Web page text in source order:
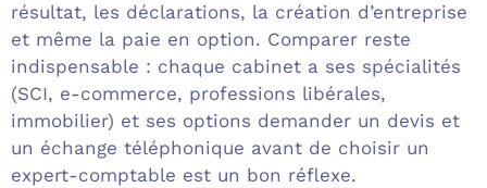
résultat, les déclarations, la création d’entreprise
et même la paie en option. Comparer reste
indispensable : chaque cabinet a ses spécialités
(SCI, e-commerce, professions libérales,
immobilier) et ses options demander un devis et
un échange téléphonique avant de choisir un
expert-comptable est un bon réflexe.